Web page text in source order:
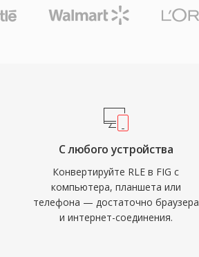
С любого устройства
Конвертируйте RLE в FIG с
компьютера, планшета или
телефона — достаточно браузера
и интернет-соединения.